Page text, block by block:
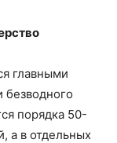
главными
порядка 50-
а в отдельных